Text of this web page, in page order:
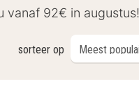
vanaf 92€ in augustus!
sorteer op